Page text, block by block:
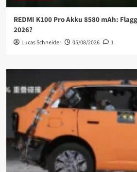
REDMI K100 Pro Akku 8580 mAh:
2026?
Lucas Schneider 05/08/2026 1